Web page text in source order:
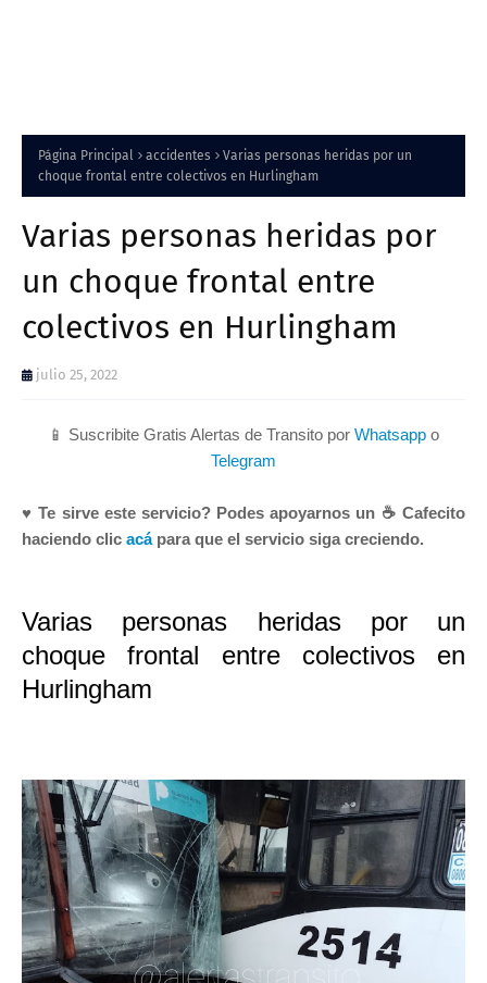
Página Principal accidentes
Varias personas heridas por un
choque frontal entre colectivos en Hurlingham
Varias personas heridas por
un choque frontal entre
colectivos en Hurlingham
julio 25, 2022
📱 Suscribite Gratis Alertas de Transito por Whatsapp o
Telegram
♥ Te sirve este servicio? Podes apoyarnos un ☕ Cafecito
haciendo clic acápara que el servicio siga creciendo.
Varias personas heridas por un
choque frontal entre colectivos en
Hurlingham